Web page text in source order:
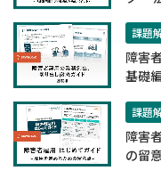
課題
障害
基礎
課題
障害
の留